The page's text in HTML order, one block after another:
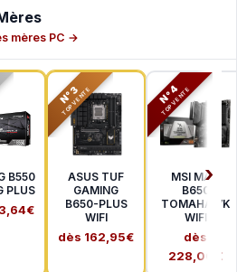
mères PC →
B550
PLUS
N°3
TOP VENTE
ASUS TUF
GAMING
B650-PLUS
WIFI
dès 162,95€
N°4
TOP VENTE
MSI MAG
B650
TOMAHAWK
WIFI
dès
228,00€